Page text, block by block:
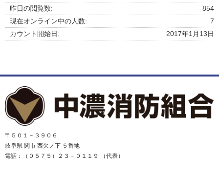
854
昨日の閲覧数:
7
現在オンライン中の人数:
2017年1月13日
カウント開始日:
〒５０１－３９０６
岐阜県 関市 西欠ノ下 ５番地
電話：（０５７５）２３－０１１９ （代表）